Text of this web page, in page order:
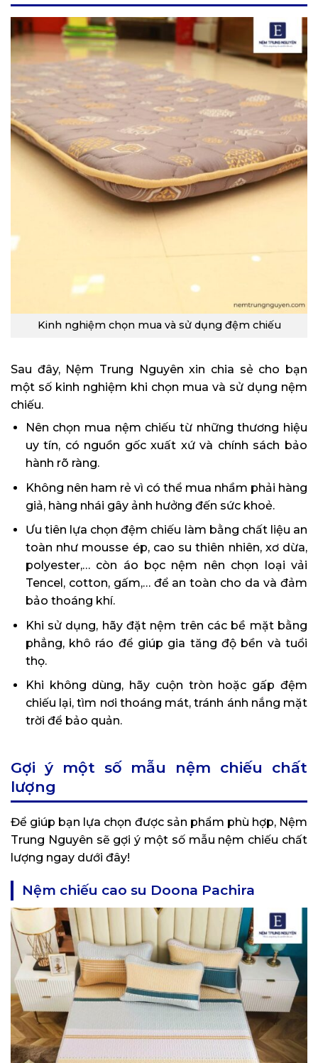
Kinh nghiệm chọn mua và sử dụng đệm chiếu
Sau đây, Nệm Trung Nguyên xin chia sẻ cho bạn
một số kinh nghiệm khi chọn mua và sử dụng nệm
chiếu.
Nên chọn mua nệm chiếu từ những thương hiệu
uy tín, có nguồn gốc xuất xứ và chính sách bảo
hành rõ ràng.
Không nên ham rẻ vì có thể mua nhầm phải hàng
giả, hàng nhái gây ảnh hưởng đến sức khoẻ.
Ưu tiên lựa chọn đệm chiếu làm bằng chất liệu an
toàn như mousse ép, cao su thiên nhiên, xơ dừa,
polyester,… còn áo bọc nệm nên chọn loại vải
Tencel, cotton, gấm,… để an toàn cho da và đảm
bảo thoáng khí.
Khi sử dụng, hãy đặt nệm trên các bề mặt bằng
phẳng, khô ráo để giúp gia tăng độ bền và tuổi
thọ.
Khi không dùng, hãy cuộn tròn hoặc gấp đệm
chiếu lại, tìm nơi thoáng mát, tránh ánh nắng mặt
trời để bảo quản.
Gợi ý một số mẫu nệm chiếu chất
lượng
Để giúp bạn lựa chọn được sản phẩm phù hợp, Nệm
Trung Nguyên sẽ gợi ý một số mẫu nệm chiếu chất
lượng ngay dưới đây!
Nệm chiếu cao su Doona Pachira